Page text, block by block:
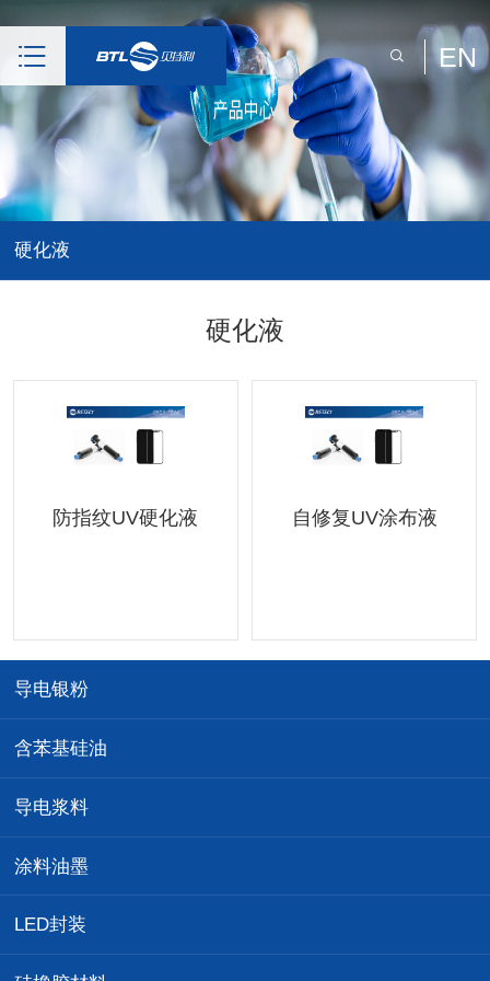
EN
硬化液
硬化液
防指纹UV硬化液 自修复UV涂布液
导电银粉
含苯基硅油
导电浆料
涂料油墨
LED封装